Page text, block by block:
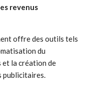
revenus
offre des outils tels
du
et la création de
publicitaires.